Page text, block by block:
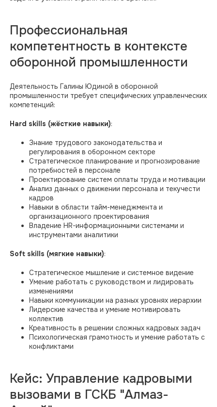
Профессиональная
компетентность в контексте
оборонной промышленности
Деятельность Галины Юдиной в оборонной
промышленности требует специфических управленческих
компетенций:
Hard skills (жёсткие навыки):
Знание трудового законодательства и
регулирования в оборонном секторе
Стратегическое планирование и прогнозирование
потребностей в персонале
Проектирование систем оплаты труда и мотивации
Анализ данных о движении персонала и текучести
кадров
Навыки в области тайм-менеджмента и
организационного проектирования
Владение HR-информационными системами и
инструментами аналитики
Soft skills (мягкие навыки):
Стратегическое мышление и системное видение
Умение работать с руководством и лидировать
изменениями
Навыки коммуникации на разных уровнях иерархии
Лидерские качества и умение мотивировать
коллектив
Креативность в решении сложных кадровых задач
Психологическая грамотность и умение работать с
конфликтами
Кейс: Управление кадровыми
вызовами в ГСКБ "Алмаз-